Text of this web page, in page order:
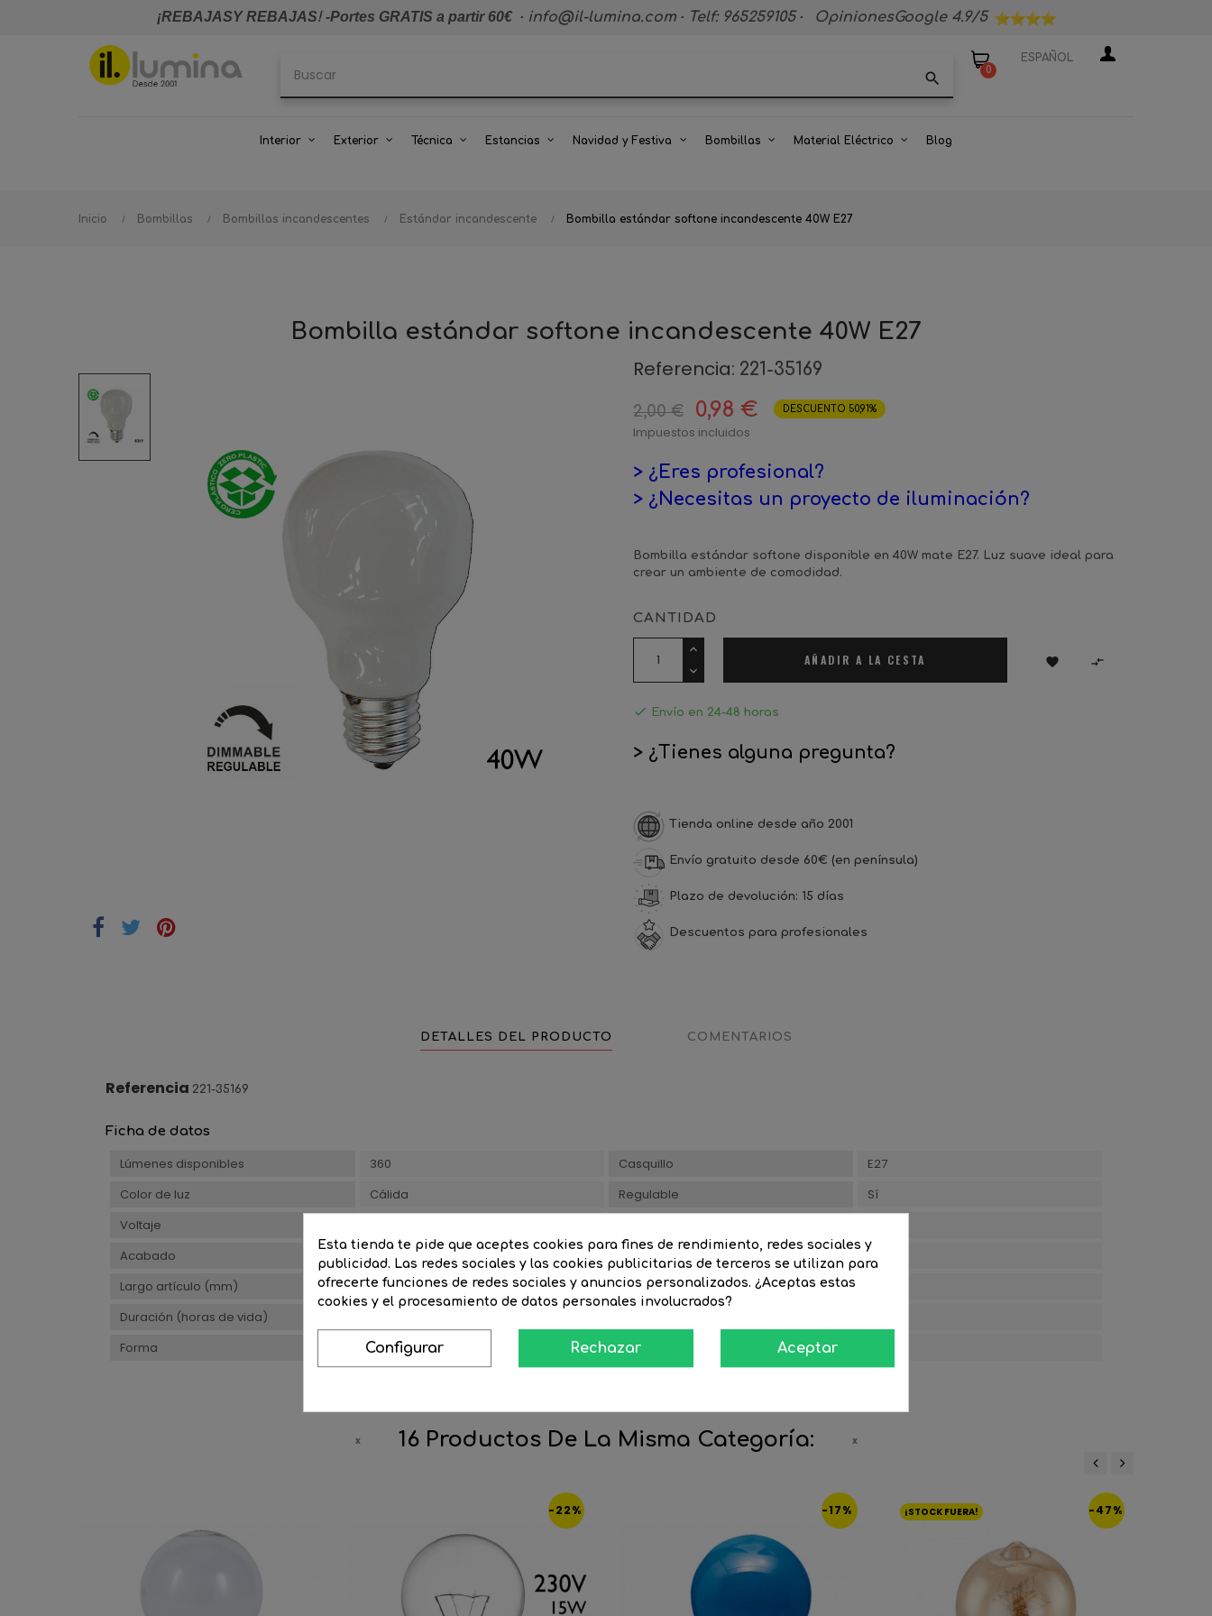
¡REBAJASY REBAJAS!-Portes GRATIS a partir 60€· info@il-lumina.com · Telf: 965259105 · OpinionesGoogle 4.9/5
search 0
ESPAÑOL
Interior Exterior Técnica Estancias Navidad y Festiva Bombillas Material Eléctrico Blog
Inicio Bombillas Bombillas incandescentes Estándar incandescente Bombilla estándar softone incandescente 40W E27
Bombilla estándar softone incandescente 40W E27
Referencia: 221-35169
2,00 € 0,98 € DESCUENTO 50,91%
Impuestos incluidos
> ¿Eres profesional?
> ¿Necesitas un proyecto de iluminación?
Bombilla estándar softone disponible en 40W mate E27. Luz suave ideal para
crear un ambiente de comodidad.
CANTIDAD
AÑADIR A LA CESTA  
 Envío en 24-48 horas
> ¿Tienes alguna pregunta?
Tienda online desde año 2001
Envío gratuito desde 60€ (en península)
Plazo de devolución: 15 días
Descuentos para profesionales
DETALLES DEL PRODUCTO COMENTARIOS
Referencia 221-35169
Ficha de datos
Lúmenes disponibles 360 Casquillo
E27
Color de luz
Cálida Regulable
Sí
Voltaje
Acabado
Opal Ancho artículo (mm)
60
Largo artículo (mm)
60 Alto artículo (mm)
Duración (horas de vida)
Forma
Softone Eficiencia Energética (UE-2019/2015)
16 Productos De La Misma Categoría:
-22% -17% -47%
¡STOCK FUERA!
Esta tienda te pide que aceptes cookies para fines de rendimiento, redes sociales y
publicidad. Las redes sociales y las cookies publicitarias de terceros se utilizan para
ofrecerte funciones de redes sociales y anuncios personalizados. ¿Aceptas estas
cookies y el procesamiento de datos personales involucrados?
Configurar Rechazar Aceptar